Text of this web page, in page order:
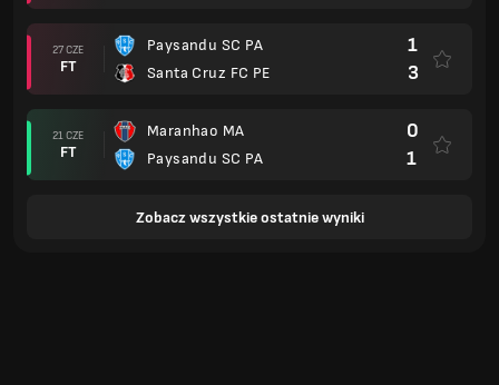
27 CZE
FT
Paysandu SC PA
Santa Cruz FC PE
1
3
21 CZE
FT
Maranhao MA
Paysandu SC PA
0
1
Zobacz wszystkie ostatnie wyniki